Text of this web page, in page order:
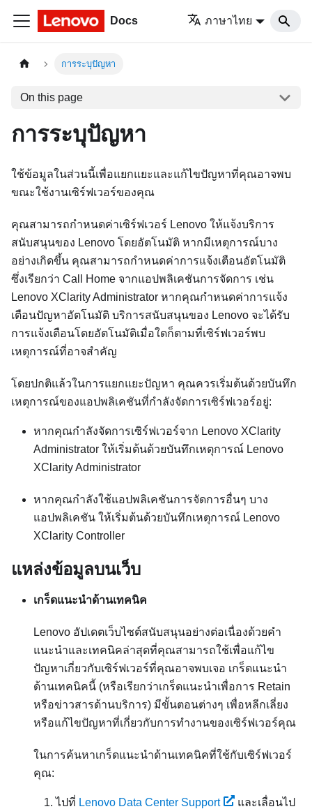
Docs ภาษาไทย
การระบุปัญหา
On this page
การระบุปัญหา
ใช้ข้อมูลในส่วนนี้เพื่อแยกแยะและแก้ไขปัญหาที่คุณอาจพบ
ขณะใช้งานเซิร์ฟเวอร์ของคุณ
คุณสามารถกำหนดค่าเซิร์ฟเวอร์ Lenovo ให้แจ้งบริการ
สนับสนุนของ Lenovo โดยอัตโนมัติ หากมีเหตุการณ์บาง
อย่างเกิดขึ้น คุณสามารถกำหนดค่าการแจ้งเตือนอัตโนมัติ
ซึ่งเรียกว่า Call Home จากแอปพลิเคชันการจัดการ เช่น
Lenovo XClarity Administrator หากคุณกำหนดค่าการแจ้ง
เตือนปัญหาอัตโนมัติ บริการสนับสนุนของ Lenovo จะได้รับ
การแจ้งเตือนโดยอัตโนมัติเมื่อใดก็ตามที่เซิร์ฟเวอร์พบ
เหตุการณ์ที่อาจสำคัญ
โดยปกติแล้วในการแยกแยะปัญหา คุณควรเริ่มต้นด้วยบันทึก
เหตุการณ์ของแอปพลิเคชันที่กำลังจัดการเซิร์ฟเวอร์อยู่:
หากคุณกำลังจัดการเซิร์ฟเวอร์จาก Lenovo XClarity
Administrator ให้เริ่มต้นด้วยบันทึกเหตุการณ์ Lenovo
XClarity Administrator
หากคุณกำลังใช้แอปพลิเคชันการจัดการอื่นๆ บาง
แอปพลิเคชัน ให้เริ่มต้นด้วยบันทึกเหตุการณ์ Lenovo
XClarity Controller
แหล่งข้อมูลบนเว็บ
เกร็ดแนะนำด้านเทคนิค
Lenovo อัปเดตเว็บไซต์สนับสนุนอย่างต่อเนื่องด้วยคำ
แนะนำและเทคนิคล่าสุดที่คุณสามารถใช้เพื่อแก้ไข
ปัญหาเกี่ยวกับเซิร์ฟเวอร์ที่คุณอาจพบเจอ เกร็ดแนะนำ
ด้านเทคนิคนี้ (หรือเรียกว่าเกร็ดแนะนำเพื่อการ Retain
หรือข่าวสารด้านบริการ) มีขั้นตอนต่างๆ เพื่อหลีกเลี่ยง
หรือแก้ไขปัญหาที่เกี่ยวกับการทำงานของเซิร์ฟเวอร์คุณ
ในการค้นหาเกร็ดแนะนำด้านเทคนิคที่ใช้กับเซิร์ฟเวอร์
คุณ:
ไปที่ Lenovo Data Center Support
และเลื่อนไป